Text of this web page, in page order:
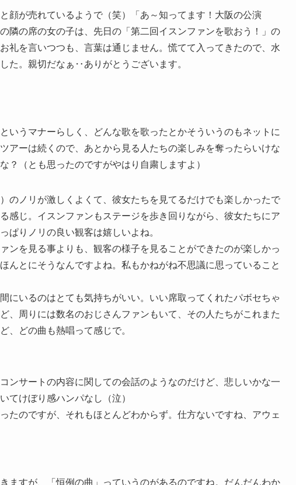
顔が売れているようで（笑）「あ～知ってます！大阪の公演
隣の席の女の子は、先日の「第二回イスンファンを歌おう！」の
礼を言いつつも、言葉は通じません。慌てて入ってきたので、水
た。親切だなぁ‥ありがとうございます。
いうマナーらしく、どんな歌を歌ったとかそういうのもネットに
アーは続くので、あとから見る人たちの楽しみを奪ったらいけな
？（とも思ったのですがやはり自粛しますよ）
のノリが激しくよくて、彼女たちを見てるだけでも楽しかったで
感じ。イスンファンもステージを歩き回りながら、彼女たちにア
ぱりノリの良い観客は嬉しいよね。
ンを見る事よりも、観客の様子を見ることができたのが楽しかっ
んとにそうなんですよね。私もかねがね不思議に思っていること
にいるのはとても気持ちがいい。いい席取ってくれたパボセちゃ
、周りには数名のおじさんファンもいて、その人たちがこれまた
、どの曲も熱唱って感じで。
ンサートの内容に関しての会話のようなのだけど、悲しいかな一
てけぼり感ハンパなし（泣）
たのですが、それもほとんどわからず。仕方ないですね、アウェ
ますが、「恒例の曲」っていうのがあるのですね。だんだんわか